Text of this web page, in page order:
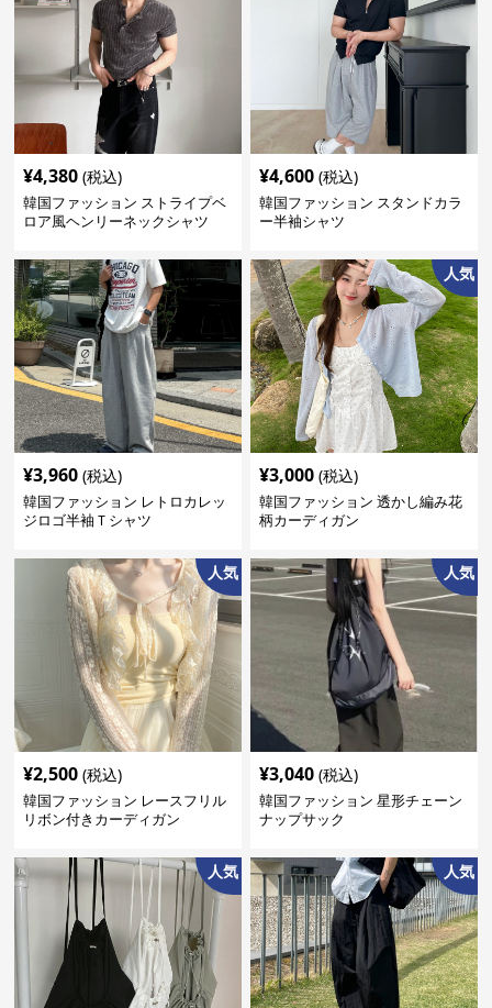
¥4,380 (税込)
韓国ファッション ストライプベ
ロア風ヘンリーネックシャツ
¥4,600 (税込)
韓国ファッション スタンドカラ
ー半袖シャツ
¥3,960 (税込)
韓国ファッション レトロカレッ
ジロゴ半袖Ｔシャツ
人気
¥3,000 (税込)
韓国ファッション 透かし編み花
柄カーディガン
人気
¥2,500 (税込)
韓国ファッション レースフリル
リボン付きカーディガン
人気
¥3,040 (税込)
韓国ファッション 星形チェーン
ナップサック
人気 人気